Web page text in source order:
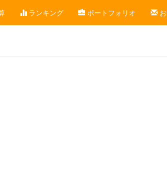
ランキング ポートフォリオ